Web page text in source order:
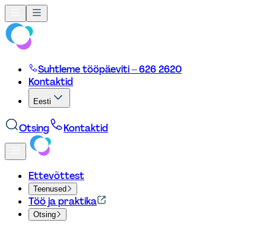
Suhtleme tööpäeviti – 626 2620
Kontaktid
Eesti
Otsing Kontaktid
Ettevõttest
Teenused
Töö ja praktika
Otsing